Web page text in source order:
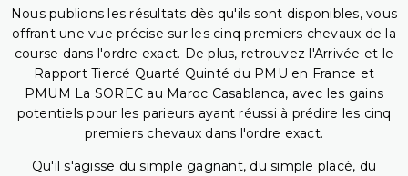
Nous publions les résultats dès qu'ils sont disponibles, vous
offrant une vue précise sur les cinq premiers chevaux de la
course dans l'ordre exact. De plus, retrouvez l'Arrivée et le
Rapport Tiercé Quarté Quinté du PMU en France et
PMUM La SOREC au Maroc Casablanca, avec les gains
potentiels pour les parieurs ayant réussi à prédire les cinq
premiers chevaux dans l'ordre exact.
Qu'il s'agisse du simple gagnant, du simple placé, du